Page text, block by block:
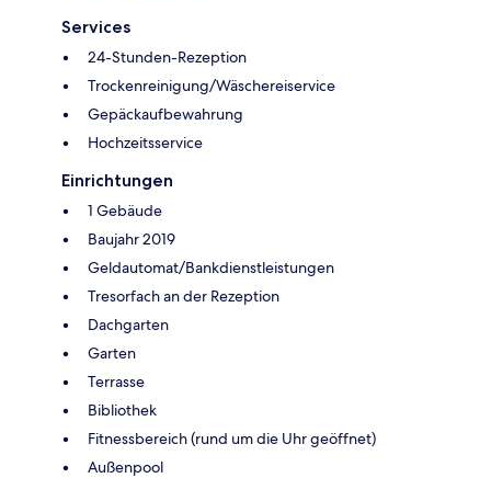
Services
24-Stunden-Rezeption
Trockenreinigung/Wäschereiservice
Gepäckaufbewahrung
Hochzeitsservice
Einrichtungen
1 Gebäude
Baujahr 2019
Geldautomat/Bankdienstleistungen
Tresorfach an der Rezeption
Dachgarten
Garten
Terrasse
Bibliothek
Fitnessbereich (rund um die Uhr geöffnet)
Außenpool